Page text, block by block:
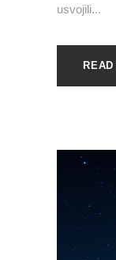
usvojili...